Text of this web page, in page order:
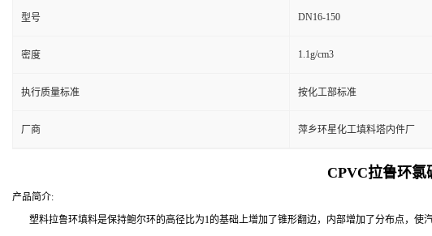
型号 DN16-150
密度 1.1g/cm3
执行质量标准 按化工部标准
厂商 萍乡环星化工填料塔内件厂
CPVC拉鲁环氯
产品简介:
塑料拉鲁环填料是保持鲍尔环的高径比为1的基础上增加了锥形翻边，内部增加了分布点，使